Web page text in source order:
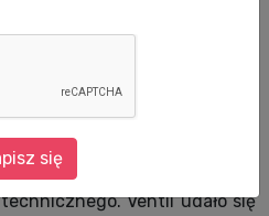
Handlowego jest
rozwoju była budowa
Ventii udało się
się